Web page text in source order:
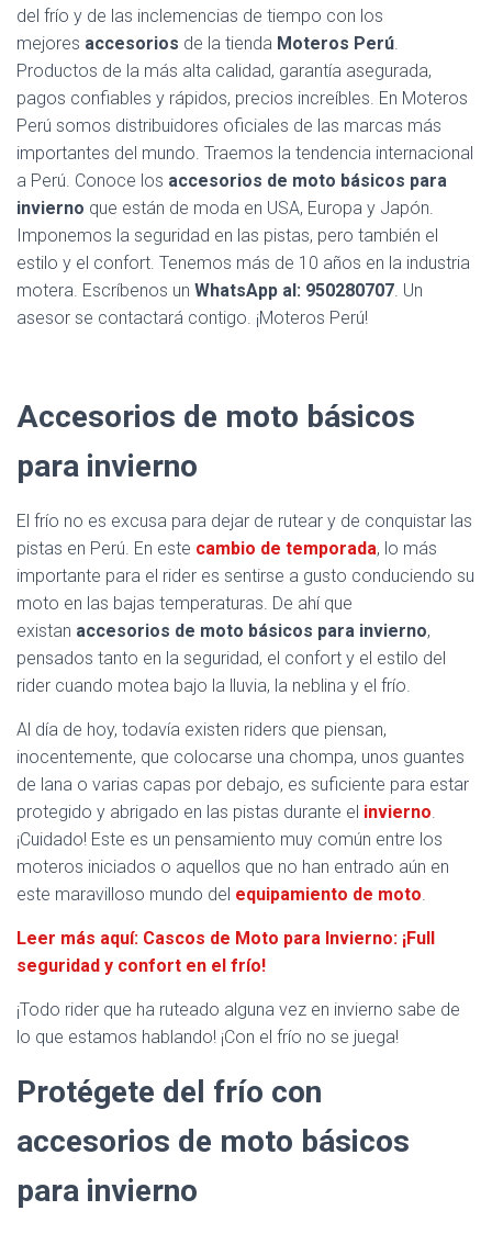
del frío y de las inclemencias de tiempo con los
mejores accesorios de la tienda Moteros Perú.
Productos de la más alta calidad, garantía asegurada,
pagos confiables y rápidos, precios increíbles. En Moteros
Perú somos distribuidores oficiales de las marcas más
importantes del mundo. Traemos la tendencia internacional
a Perú. Conoce los accesorios de moto básicos para
invierno que están de moda en USA, Europa y Japón.
Imponemos la seguridad en las pistas, pero también el
estilo y el confort. Tenemos más de 10 años en la industria
motera. Escríbenos un WhatsApp al: 950280707. Un
asesor se contactará contigo. ¡Moteros Perú!
Accesorios de moto básicos
para invierno
El frío no es excusa para dejar de rutear y de conquistar las
pistas en Perú. En este cambio de temporada, lo más
importante para el rider es sentirse a gusto conduciendo su
moto en las bajas temperaturas. De ahí que
existan accesorios de moto básicos para invierno,
pensados tanto en la seguridad, el confort y el estilo del
rider cuando motea bajo la lluvia, la neblina y el frío.
Al día de hoy, todavía existen riders que piensan,
inocentemente, que colocarse una chompa, unos guantes
de lana o varias capas por debajo, es suficiente para estar
protegido y abrigado en las pistas durante el invierno.
¡Cuidado! Este es un pensamiento muy común entre los
moteros iniciados o aquellos que no han entrado aún en
este maravilloso mundo del equipamiento de moto.
Leer más aquí: Cascos de Moto para Invierno: ¡Full
seguridad y confort en el frío!
¡Todo rider que ha ruteado alguna vez en invierno sabe de
lo que estamos hablando! ¡Con el frío no se juega!
Protégete del frío con
accesorios de moto básicos
para invierno